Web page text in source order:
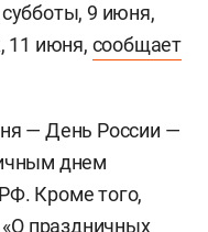
9 июня,
11 июня, сообщает
— День России —
днем
Кроме того,
«О праздничных